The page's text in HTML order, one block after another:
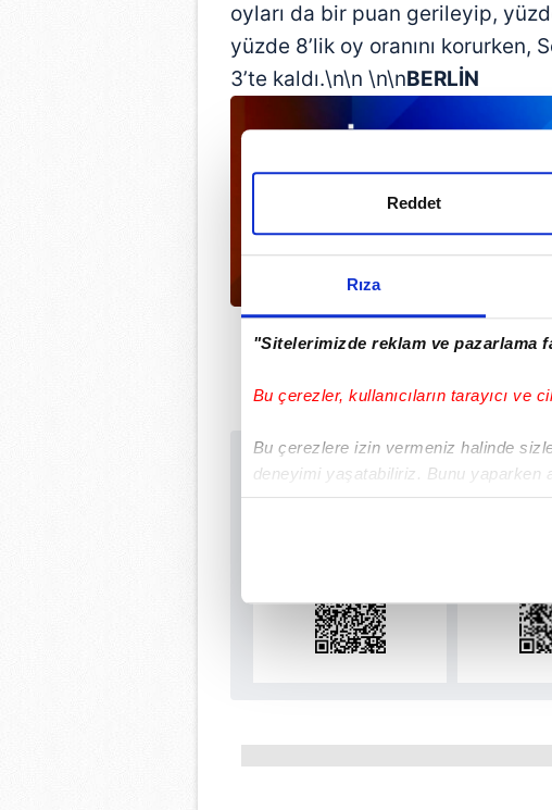
Rıza
"Sitelerimizde reklam ve pazarlama
Bu çerezler, kullanıcıların tarayıcı ve
Bu çerezlere izin vermeniz halinde
deneyimi yaşatabiliriz. Bunu yaparken
içerikleri sunabilmek adına elimizden
Her halükârda, kullanıcılar, bu
Sizlere daha iyi bir hizmet sunabilmek
çerezler vasıtasıyla çeşitli kişisel
Reddet
oyları da bir puan gerileyip,
yüzde 8’lik oy oranını korurken,
3’te kaldı.\n\n \n\nBERLİN
Sabah.com.tr
Uygulamalara Özel